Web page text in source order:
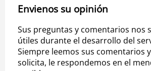
Envienos su opinión
Sus preguntas y comentarios nos
útiles durante el desarrollo del
Siempre leemos sus comentarios
solicita, le respondemos en el